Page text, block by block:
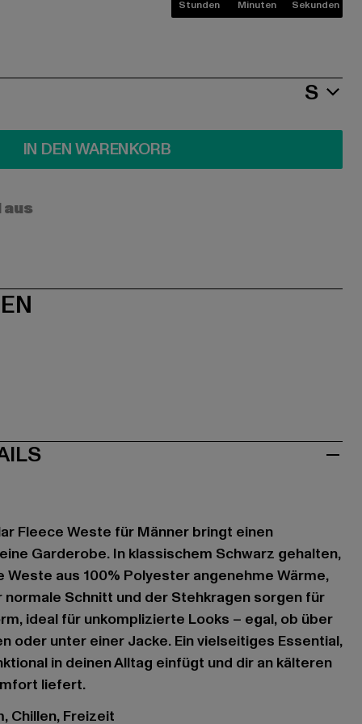
Stunden Minuten Sekunden
S
IN DEN WARENKORB
Fleece Weste für Männer bringt einen
Garderobe. In klassischem Schwarz gehalten,
aus 100% Polyester angenehme Wärme,
normale Schnitt und der Stehkragen sorgen für
ideal für unkomplizierte Looks – egal, ob über
oder unter einer Jacke. Ein vielseitiges Essential,
in deinen Alltag einfügt und dir an kälteren
liefert.
Chillen, Freizeit